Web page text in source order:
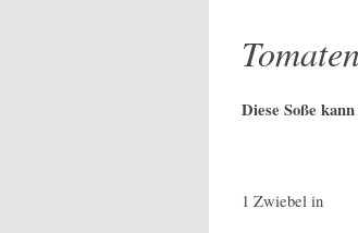
Diese Soße
1 Zwiebel in